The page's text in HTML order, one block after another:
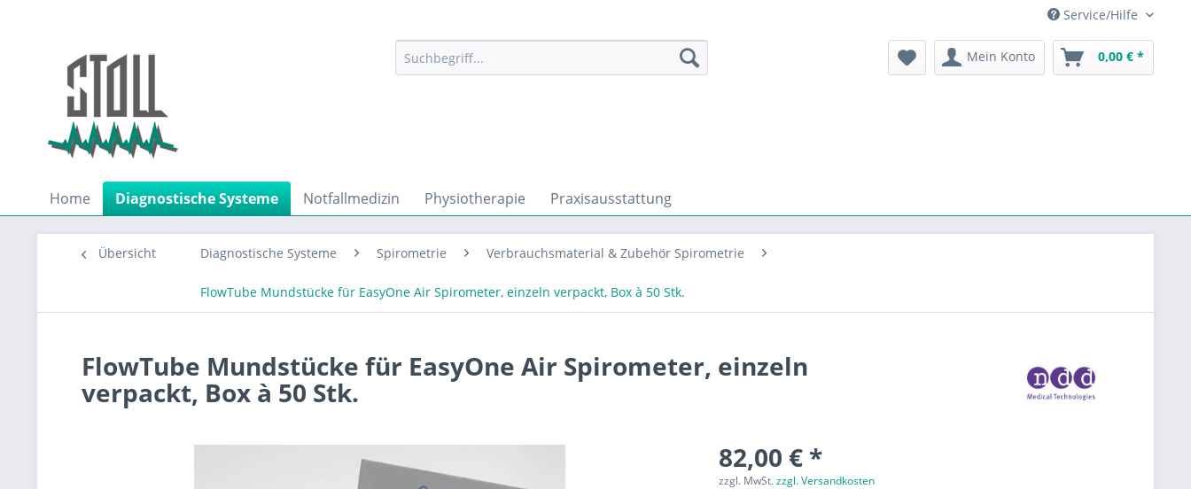
Service/Hilfe
Mein Konto 0,00 € *
Home Diagnostische Systeme Notfallmedizin Physiotherapie Praxisausstattung
Übersicht Diagnostische Systeme Spirometrie Verbrauchsmaterial & Zubehör Spirometrie
FlowTube Mundstücke für EasyOne Air Spirometer, einzeln verpackt, Box à 50 Stk.
FlowTube Mundstücke für EasyOne Air Spirometer, einzeln
verpackt, Box à 50 Stk.
82,00 € *
zzgl. MwSt.zzgl. Versandkosten